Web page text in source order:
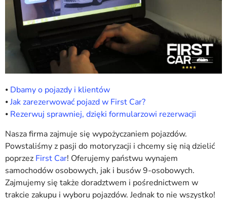
⦁ Dbamy o pojazdy i klientów
⦁Jak zarezerwować pojazd w First Car?
⦁ Rezerwuj sprawniej, dzięki formularzowi rezerwacji
Nasza firma zajmuje się wypożyczaniem pojazdów.
Powstaliśmy z pasji do motoryzacji i chcemy się nią dzielić
poprzez First Car! Oferujemy państwu wynajem
samochodów osobowych, jak i busów 9-osobowych.
Zajmujemy się także doradztwem i pośrednictwem w
trakcie zakupu i wyboru pojazdów. Jednak to nie wszystko!